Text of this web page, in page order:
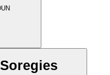
Soregies